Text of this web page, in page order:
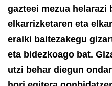
gazteei mezua helarazi
elkarrizketaren eta
eraiki baitezakegu
eta bidezkoago bat.
utzi behar diegun